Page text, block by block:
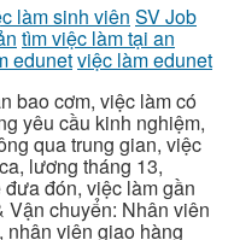
làm sinh viên SV Job
tìm việc làm tại an
edunetviệc làm edunet
bao cơm, việc làm có
yêu cầu kinh nghiệm,
qua trung gian, việc
lương tháng 13,
đón, việc làm gần
Vận chuyển: Nhân viên
nhân viên giao hàng